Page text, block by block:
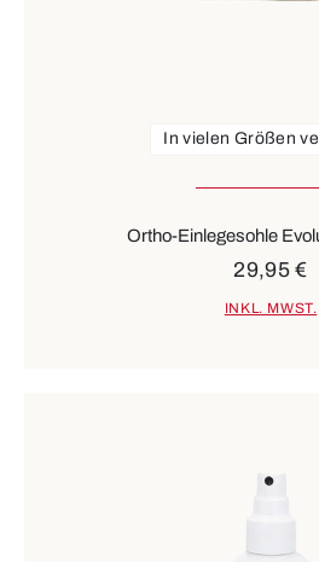
In vielen Größen
Ortho-Einlegesohle
29,95 €
INKL. MWST.